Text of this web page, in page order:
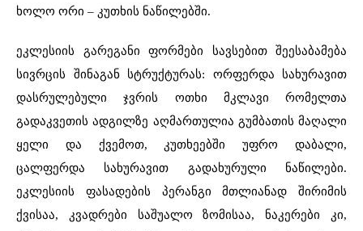
ხოლო ორი – კუთხის ნაწილებში.
ეკლესიის გარეგანი ფორმები სავსებით შეესაბამება
სივრცის შინაგან სტრუქტურას: ორფერდა სახურავით
დასრულებული ჯვრის ოთხი მკლავი რომელთა
გადაკვეთის ადგილზე აღმართულია გუმბათის მაღალი
ყელი და ქვემოთ, კუთხეებში უფრო დაბალი,
ცალფერდა სახურავით გადახურული ნაწილები.
ეკლესიის ფასადების პერანგი მთლიანად შირიმის
ქვისაა, კვადრები საშუალო ზომისაა, ნაკერები კი,